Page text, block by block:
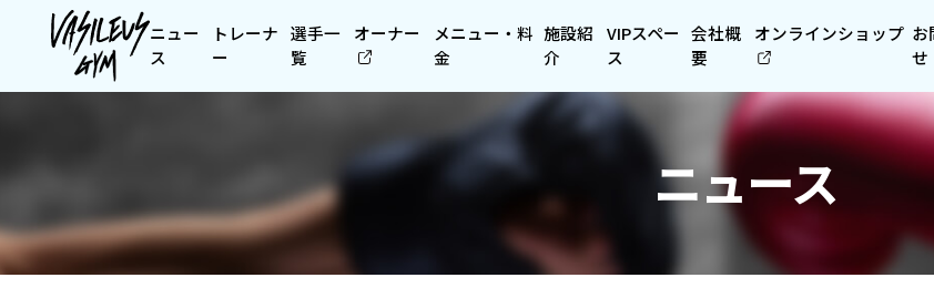
ニュー
ス
トレーナ
ー
選手一
覧
オーナー
メニュー・料
金
施設紹
介
VIPスペー
ス
会社概
要
オンラインショップ お
せ
ニュース